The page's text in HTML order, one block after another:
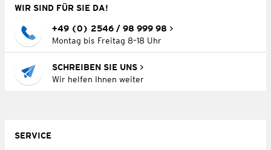
WIR SIND FÜR SIE DA!
+49 (0) 2546 / 98 999 98
Montag bis Freitag 8–18 Uhr
SCHREIBEN SIE UNS
Wir helfen Ihnen weiter
SERVICE